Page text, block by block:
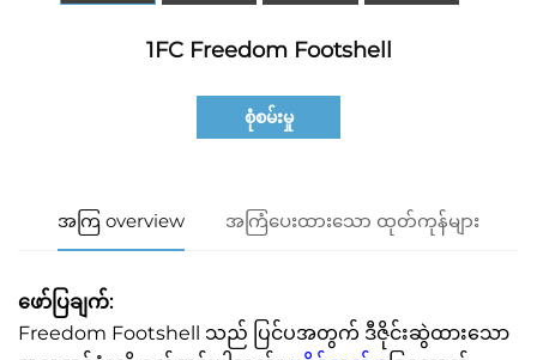
1FC Freedom Footshell
စုံစမ်းမှု
အကြ overview အကြံပေးထားသော ထုတ်ကုန်များ
ဖော်ပြချက်:
Freedom Footshell သည် ပြင်ပအတွက် ဒီဇိုင်းဆွဲထားသော